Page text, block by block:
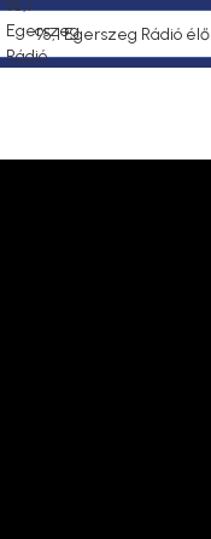
95,1 Egerszeg Rádió élő